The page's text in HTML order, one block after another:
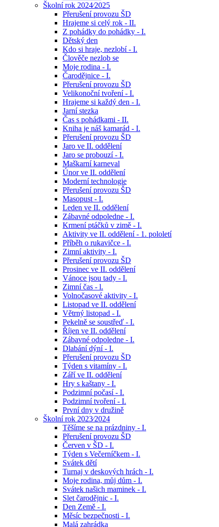
Školní rok 2024⁄2025
Přerušení provozu ŠD
Hrajeme si celý rok - II.
Z pohádky do pohádky - I.
Dětský den
Kdo si hraje, nezlobí - I.
Člověče nezlob se
Moje rodina - I.
Čarodějnice - I.
Přerušení provozu ŠD
Velikonoční tvoření - I.
Hrajeme si každý den - I.
Jarní stezka
Čas s pohádkami - II.
Kniha je náš kamarád - I.
Přerušení provozu ŠD
Jaro ve II. oddělení
Jaro se probouzí - I.
Maškarní karneval
Únor ve II. oddělení
Moderní technologie
Přerušení provozu ŠD
Masopust - I.
Leden ve II. oddělení
Zábavné odpoledne - I.
Krmení ptáčků v zimě - I.
Aktivity ve II. oddělení - 1. pololetí
Příběh o rukavičce - I.
Zimní aktivity - I.
Přerušení provozu ŠD
Prosinec ve II. oddělení
Vánoce jsou tady - I.
Zimní čas - l.
Volnočasové aktivity - I.
Listopad ve II. oddělení
Větrný listopad - I.
Pekelně se soustřeď - I.
Říjen ve II. oddělení
Zábavné odpoledne - I.
Dlabání dýní - I.
Přerušení provozu ŠD
Týden s vitamíny - I.
Září ve II. oddělení
Hry s kaštany - I.
Podzimní počasí - I.
Podzimní tvoření - I.
První dny v družině
Školní rok 2023⁄2024
Těšíme se na prázdniny - I.
Přerušení provozu ŠD
Červen v ŠD - I.
Týden s Večerníčkem - I.
Svátek dětí
Turnaj v deskových hrách - I.
Moje rodina, můj dům - I.
Svátek našich maminek - I.
Slet čarodějnic - I.
Den Země - I.
Měsíc bezpečnosti - I.
Malá zahrádka